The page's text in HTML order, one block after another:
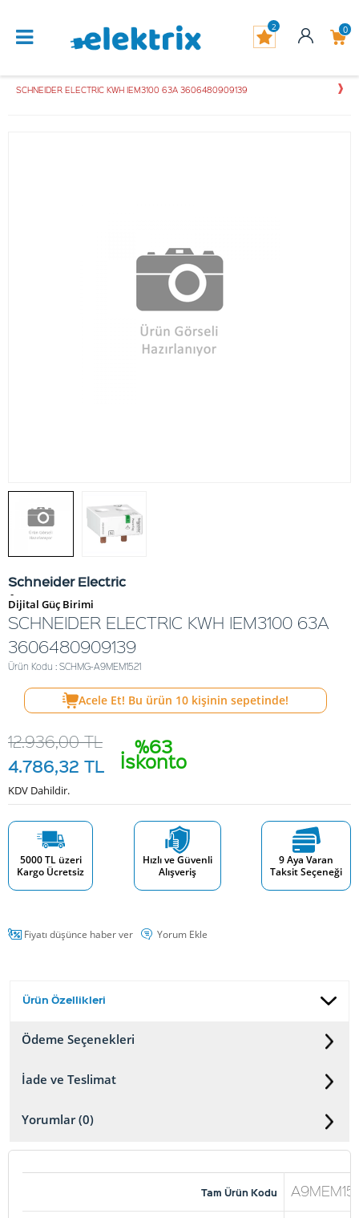
0
2
SCHNEIDER ELECTRIC KWH IEM3100 63A 3606480909139
Schneider Electric
-
Dijital Güç Birimi
SCHNEIDER ELECTRIC KWH IEM3100 63A
3606480909139
Ürün Kodu : SCHMG-A9MEM1521
Acele Et! Bu ürün 10 kişinin sepetinde!
%63
İskonto
12.936,00TL
4.786,32 TL
KDV Dahildir.
5000 TL üzeri
Kargo Ücretsiz
Hızlı ve Güvenli
Alışveriş
9 Aya Varan
Taksit Seçeneği
Fiyatı düşünce haber ver Yorum Ekle
Ürün Özellikleri
Ödeme Seçenekleri
İade ve Teslimat
Yorumlar (0)
Tam Ürün Kodu